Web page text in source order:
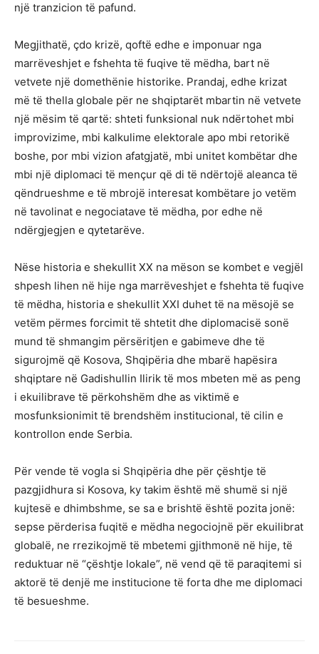
një tranzicion të pafund.
Megjithatë, çdo krizë, qoftë edhe e imponuar nga
marrëveshjet e fshehta të fuqive të mëdha, bart në
vetvete një domethënie historike. Prandaj, edhe krizat
më të thella globale për ne shqiptarët mbartin në vetvete
një mësim të qartë: shteti funksional nuk ndërtohet mbi
improvizime, mbi kalkulime elektorale apo mbi retorikë
boshe, por mbi vizion afatgjatë, mbi unitet kombëtar dhe
mbi një diplomaci të mençur që di të ndërtojë aleanca të
qëndrueshme e të mbrojë interesat kombëtare jo vetëm
në tavolinat e negociatave të mëdha, por edhe në
ndërgjegjen e qytetarëve.
Nëse historia e shekullit XX na mëson se kombet e vegjël
shpesh lihen në hije nga marrëveshjet e fshehta të fuqive
të mëdha, historia e shekullit XXI duhet të na mësojë se
vetëm përmes forcimit të shtetit dhe diplomacisë sonë
mund të shmangim përsëritjen e gabimeve dhe të
sigurojmë që Kosova, Shqipëria dhe mbarë hapësira
shqiptare në Gadishullin Ilirik të mos mbeten më as peng
i ekuilibrave të përkohshëm dhe as viktimë e
mosfunksionimit të brendshëm institucional, të cilin e
kontrollon ende Serbia.
Për vende të vogla si Shqipëria dhe për çështje të
pazgjidhura si Kosova, ky takim është më shumë si një
kujtesë e dhimbshme, se sa e brishtë është pozita jonë:
sepse përderisa fuqitë e mëdha negociojnë për ekuilibrat
globalë, ne rrezikojmë të mbetemi gjithmonë në hije, të
reduktuar në “çështje lokale”, në vend që të paraqitemi si
aktorë të denjë me institucione të forta dhe me diplomaci
të besueshme.